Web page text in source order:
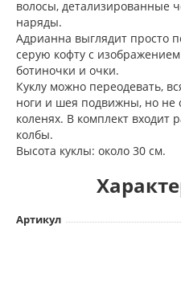
волосы, детализированные
наряды.
Адрианна выглядит просто
серую кофту с
ботиночки и очки.
Куклу можно переодевать,
ноги и шея подвижны, но не
коленях. В комплект входит
колбы.
Высота куклы: около 30 см.
Артикул